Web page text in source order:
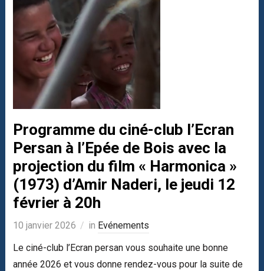
Programme du ciné-club l’Ecran
Persan à l’Epée de Bois avec la
projection du film « Harmonica »
(1973) d’Amir Naderi, le jeudi 12
février à 20h
10 janvier 2026 in Evénements
Le ciné-club l’Ecran persan vous souhaite une bonne
année 2026 et vous donne rendez-vous pour la suite de